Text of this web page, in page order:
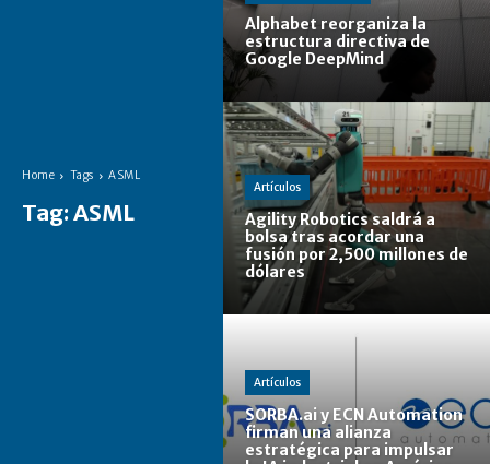
Home Tags ASML
Tag: ASML
Alphabet reorganiza la
estructura directiva de
Google DeepMind
Artículos
Agility Robotics saldrá a
bolsa tras acordar una
fusión por 2,500 millones de
dólares
Artículos
SORBA.ai y ECN Automation
firman una alianza
estratégica para impulsar